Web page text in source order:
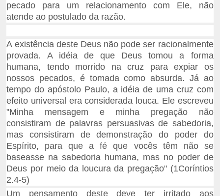
pecado para um relacionamento com Ele, não
atende ao postulado da razão.
A existência deste Deus não pode ser racionalmente
provada. A idéia de que Deus tomou a forma
humana, tendo morrido na cruz para expiar os
nossos pecados, é tomada como absurda. Já ao
tempo do apóstolo Paulo, a idéia de uma cruz com
efeito universal era considerada louca. Ele escreveu
"Minha mensagem e minha pregação não
consistiram de palavras persuasivas de sabedoria,
mas consistiram de demonstração do poder do
Espírito, para que a fé que vocês têm não se
baseasse na sabedoria humana, mas no poder de
Deus por meio da loucura da pregação" (1Coríntios
2.4-5)
Um pensamento deste deve ter irritado aos